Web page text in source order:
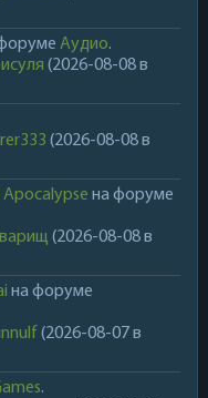
Аудио.
(2026-08-08 в
(2026-08-08 в
Apocalypse на форуме
(2026-08-08 в
на форуме
(2026-08-07 в
.